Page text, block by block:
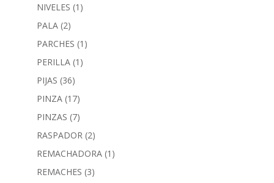
NIVELES (1)
PALA (2)
PARCHES (1)
PERILLA (1)
PIJAS (36)
PINZA (17)
PINZAS (7)
RASPADOR (2)
REMACHADORA (1)
REMACHES (3)